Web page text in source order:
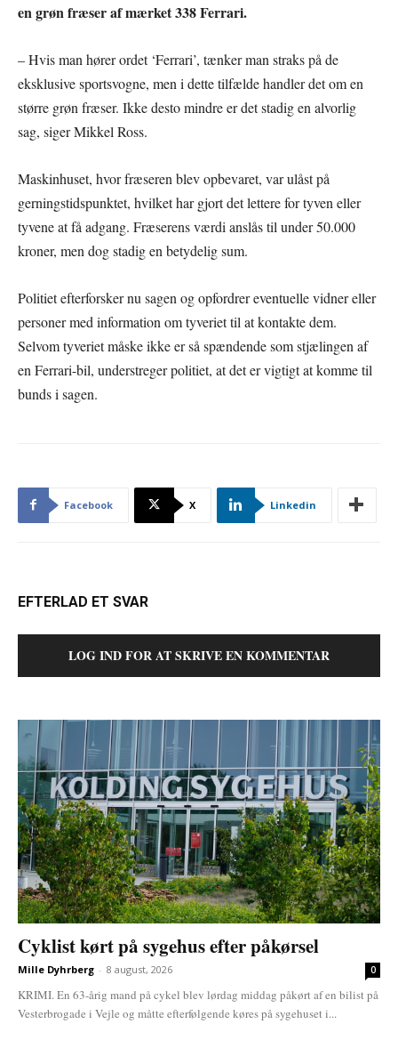
en grøn fræser af mærket 338 Ferrari.
– Hvis man hører ordet ‘Ferrari’, tænker man straks på de
eksklusive sportsvogne, men i dette tilfælde handler det om en
større grøn fræser. Ikke desto mindre er det stadig en alvorlig
sag, siger Mikkel Ross.
Maskinhuset, hvor fræseren blev opbevaret, var ulåst på
gerningstidspunktet, hvilket har gjort det lettere for tyven eller
tyvene at få adgang. Fræserens værdi anslås til under 50.000
kroner, men dog stadig en betydelig sum.
Politiet efterforsker nu sagen og opfordrer eventuelle vidner eller
personer med information om tyveriet til at kontakte dem.
Selvom tyveriet måske ikke er så spændende som stjælingen af
en Ferrari-bil, understreger politiet, at det er vigtigt at komme til
bunds i sagen.
Facebook X Linkedin
EFTERLAD ET SVAR
LOG IND FOR AT SKRIVE EN KOMMENTAR
Cyklist kørt på sygehus efter påkørsel
Mille Dyhrberg - 8 august, 2026 0
KRIMI. En 63-årig mand på cykel blev lørdag middag påkørt af en bilist på
Vesterbrogade i Vejle og måtte efterfølgende køres på sygehuset i...